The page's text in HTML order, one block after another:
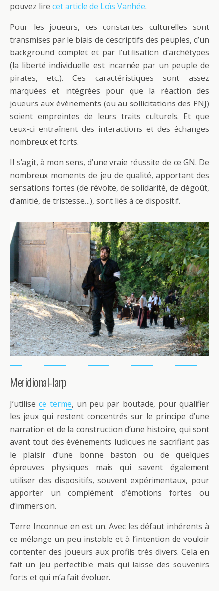
pouvez lire cet article de Loïs Vanhée.
Pour les joueurs, ces constantes culturelles sont
transmises par le biais de descriptifs des peuples, d’un
background complet et par l’utilisation d’archétypes
(la liberté individuelle est incarnée par un peuple de
pirates, etc.). Ces caractéristiques sont assez
marquées et intégrées pour que la réaction des
joueurs aux événements (ou au sollicitations des PNJ)
soient empreintes de leurs traits culturels. Et que
ceux-ci entraînent des interactions et des échanges
nombreux et forts.
Il s’agit, à mon sens, d’une vraie réussite de ce GN. De
nombreux moments de jeu de qualité, apportant des
sensations fortes (de révolte, de solidarité, de dégoût,
d’amitié, de tristesse…), sont liés à ce dispositif.
Meridional-larp
J’utilisece terme, un peu par boutade, pour qualifier
les jeux qui restent concentrés sur le principe d’une
narration et de la construction d’une histoire, qui sont
avant tout des événements ludiques ne sacrifiant pas
le plaisir d’une bonne baston ou de quelques
épreuves physiques mais qui savent également
utiliser des dispositifs, souvent expérimentaux, pour
apporter un complément d’émotions fortes ou
d’immersion.
Terre Inconnue en est un. Avec les défaut inhérents à
ce mélange un peu instable et à l’intention de vouloir
contenter des joueurs aux profils très divers. Cela en
fait un jeu perfectible mais qui laisse des souvenirs
forts et qui m’a fait évoluer.